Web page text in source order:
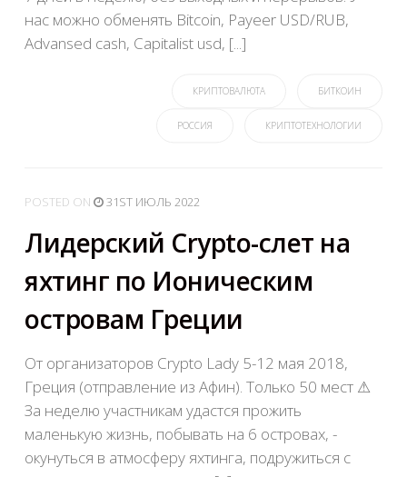
нас можно обменять Bitcoin, Payeer USD/RUB,
Advansed cash, Capitalist usd, [...]
БИТКОИН
КРИПТОВАЛЮТА
КРИПТОТЕХНОЛОГИИ
РОССИЯ
POSTED ON 31ST ИЮЛЬ 2022
Лидерский Crypto-слет на
яхтинг по Ионическим
островам Греции
От организаторов Crypto Lady 5-12 мая 2018,
Греция (отправление из Афин). Только 50 мест ⚠
За неделю участникам удастся прожить
маленькую жизнь, побывать на 6 островах, ­
окунуться в атмосферу яхтинга, подружиться с